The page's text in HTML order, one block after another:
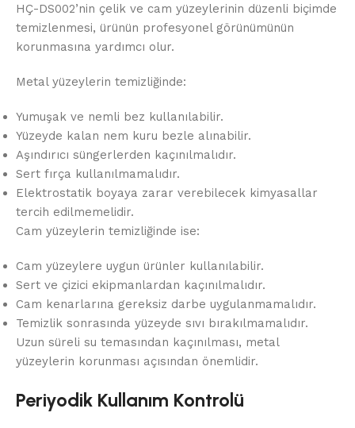
HÇ-DS002’nin çelik ve cam yüzeylerinin düzenli biçimde
temizlenmesi, ürünün profesyonel görünümünün
korunmasına yardımcı olur.
Metal yüzeylerin temizliğinde:
Yumuşak ve nemli bez kullanılabilir.
Yüzeyde kalan nem kuru bezle alınabilir.
Aşındırıcı süngerlerden kaçınılmalıdır.
Sert fırça kullanılmamalıdır.
Elektrostatik boyaya zarar verebilecek kimyasallar
tercih edilmemelidir.
Cam yüzeylerin temizliğinde ise:
Cam yüzeylere uygun ürünler kullanılabilir.
Sert ve çizici ekipmanlardan kaçınılmalıdır.
Cam kenarlarına gereksiz darbe uygulanmamalıdır.
Temizlik sonrasında yüzeyde sıvı bırakılmamalıdır.
Uzun süreli su temasından kaçınılması, metal
yüzeylerin korunması açısından önemlidir.
Periyodik Kullanım Kontrolü